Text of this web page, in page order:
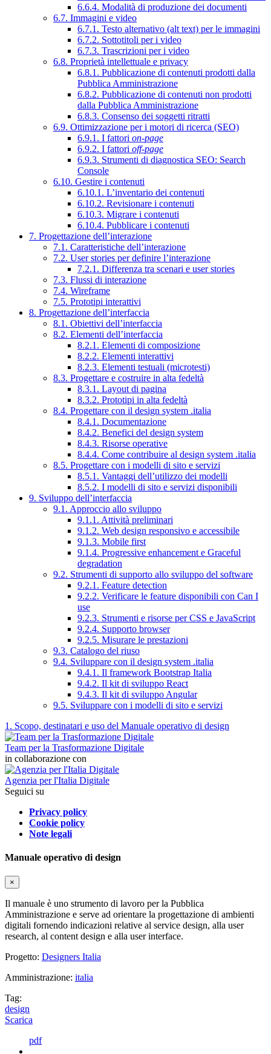
6.6.4. Modalità di produzione dei documenti
6.7. Immagini e video
6.7.1. Testo alternativo (alt text) per le immagini
6.7.2. Sottotitoli per i video
6.7.3. Trascrizioni per i video
6.8. Proprietà intellettuale e privacy
6.8.1. Pubblicazione di contenuti prodotti dalla
Pubblica Amministrazione
6.8.2. Pubblicazione di contenuti non prodotti
dalla Pubblica Amministrazione
6.8.3. Consenso dei soggetti ritratti
6.9. Ottimizzazione per i motori di ricerca (SEO)
6.9.1. I fattori on-page
6.9.2. I fattori off-page
6.9.3. Strumenti di diagnostica SEO: Search
Console
6.10. Gestire i contenuti
6.10.1. L’inventario dei contenuti
6.10.2. Revisionare i contenuti
6.10.3. Migrare i contenuti
6.10.4. Pubblicare i contenuti
7. Progettazione dell’interazione
7.1. Caratteristiche dell’interazione
7.2. User stories per definire l’interazione
7.2.1. Differenza tra scenari e user stories
7.3. Flussi di interazione
7.4. Wireframe
7.5. Prototipi interattivi
8. Progettazione dell’interfaccia
8.1. Obiettivi dell’interfaccia
8.2. Elementi dell’interfaccia
8.2.1. Elementi di composizione
8.2.2. Elementi interattivi
8.2.3. Elementi testuali (microtesti)
8.3. Progettare e costruire in alta fedeltà
8.3.1. Layout di pagina
8.3.2. Prototipi in alta fedeltà
8.4. Progettare con il design system .italia
8.4.1. Documentazione
8.4.2. Benefici del design system
8.4.3. Risorse operative
8.4.4. Come contribuire al design system .italia
8.5. Progettare con i modelli di sito e servizi
8.5.1. Vantaggi dell’utilizzo dei modelli
8.5.2. I modelli di sito e servizi disponibili
9. Sviluppo dell’interfaccia
9.1. Approccio allo sviluppo
9.1.1. Attività preliminari
9.1.2. Web design responsivo e accessibile
9.1.3. Mobile first
9.1.4. Progressive enhancement e Graceful
degradation
9.2. Strumenti di supporto allo sviluppo del software
9.2.1. Feature detection
9.2.2. Verificare le feature disponibili con Can I
use
9.2.3. Strumenti e risorse per CSS e JavaScript
9.2.4. Supporto browser
9.2.5. Misurare le prestazioni
9.3. Catalogo del riuso
9.4. Sviluppare con il design system .italia
9.4.1. Il framework Bootstrap Italia
9.4.2. Il kit di sviluppo React
9.4.3. Il kit di sviluppo Angular
9.5. Sviluppare con i modelli di sito e servizi
1. Scopo, destinatari e uso del Manuale operativo di design
Team per la Trasformazione Digitale
in collaborazione con
Agenzia per l'Italia Digitale
Seguici su
Privacy policy
Cookie policy
Note legali
Manuale operativo di design
×
Il manuale è uno strumento di lavoro per la Pubblica
Amministrazione e serve ad orientare la progettazione di ambienti
digitali fornendo indicazioni relative al service design, alla user
research, al content design e alla user interface.
Progetto: Designers Italia
Amministrazione: italia
Tag:
design
Scarica
pdf